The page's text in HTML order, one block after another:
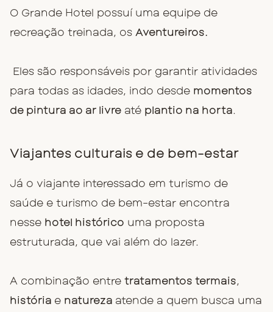
O Grande Hotel possuí uma equipe de
recreação treinada, os Aventureiros.
Eles são responsáveis por garantir atividades
para todas as idades, indo desde momentos
de pintura ao ar livre até plantio na horta.
Viajantes culturais e de bem-estar
Já o viajante interessado em turismo de
saúde e turismo de bem-estar encontra
nesse hotel histórico uma proposta
estruturada, que vai além do lazer.
A combinação entre tratamentos termais,
história e natureza atende a quem busca uma